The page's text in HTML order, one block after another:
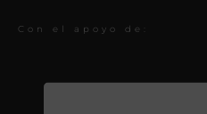
Con el apoyo de: